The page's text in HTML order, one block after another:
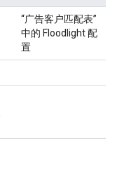
“广告客户匹配表”
中的 Floodlight 配
置